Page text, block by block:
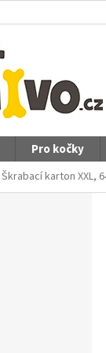
Pro kočky
Škrabací karton XXL,